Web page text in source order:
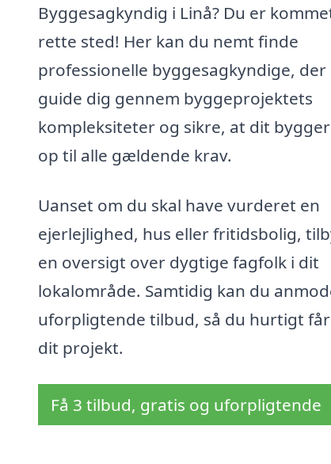
Byggesagkyndig i Linå? Du er
rette sted! Her kan du nemt finde
professionelle byggesagkyndige, der
guide dig gennem byggeprojektets
kompleksiteter og sikre, at dit
op til alle gældende krav.
Uanset om du skal have vurderet en
ejerlejlighed, hus eller fritidsbolig,
en oversigt over dygtige fagfolk i dit
lokalområde. Samtidig kan du
uforpligtende tilbud, så du hurtigt
dit projekt.
Få 3 tilbud, gratis og uforpligtende